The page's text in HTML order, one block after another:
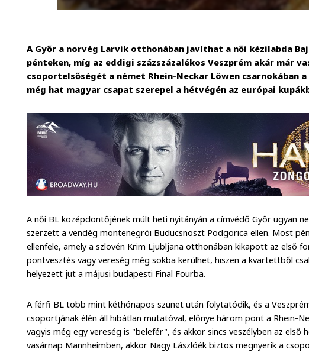
A Győr a norvég Larvik otthonában javíthat a női kézilabda
pénteken, míg az eddigi százszázalékos Veszprém akár már
csoportelsőségét a német Rhein-Neckar Löwen csarnokában
még hat magyar csapat szerepel a hétvégén az európai
A női BL középdöntőjének múlt heti nyitányán a címvédő Győr ugyan
szerzett a vendég montenegrói Buducsnoszt Podgorica ellen. Most
ellenfele, amely a szlovén Krim Ljubljana otthonában kikapott az első
pontvesztés vagy vereség még sokba kerülhet, hiszen a kvartettből
helyezett jut a májusi budapesti Final Fourba.
A férfi BL több mint kéthónapos szünet után folytatódik, és a
csoportjának élén áll hibátlan mutatóval, előnye három pont a Rhein-
vagyis még egy vereség is "belefér", és akkor sincs veszélyben az első
vasárnap Mannheimben, akkor Nagy Lászlóék biztos megnyerik a